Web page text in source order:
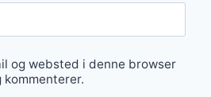
og websted i denne browser